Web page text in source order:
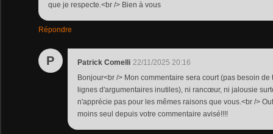
que je respecte.<br /> Bien à vous
Répondre
P Patrick Comelli 22/11/2025 20:16
Bonjour<br /> Mon commentaire sera court (pas besoin
lignes d'argumentaires inutiles), ni rancœur, ni jalousie
n'apprécie pas pour les mêmes raisons que vous.<br />
moins seul depuis votre commentaire avisé!!!!